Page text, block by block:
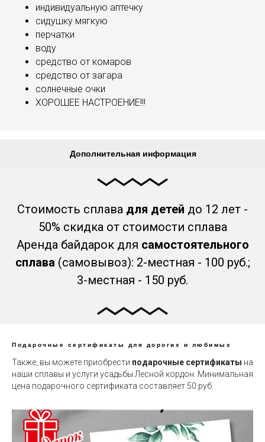
индивидуальную аптечку
сидушку мягкую
перчатки
воду
средство от комаров
средство от загара
солнечные очки
ХОРОШЕЕ НАСТРОЕНИЕ!!!
Дополнительная информация
Стоимость сплава для детей до 12 лет -
50% скидка от стоимости сплава
Аренда байдарок для самостоятельного
сплава (самовывоз): 2-местная - 100 руб.;
3-местная - 150 руб.
Подарочные сертификаты для дорогих и любимых
Также, вы можете приобрести подарочные сертификаты на
наши сплавы и услуги усадьбы Лесной кордон. Минимальная
цена подарочного сертификата составляет 50 руб.